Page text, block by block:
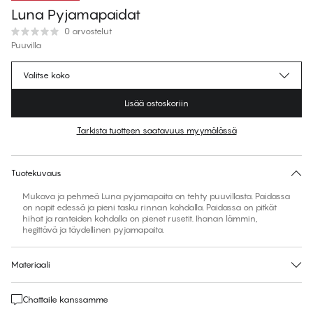
Luna Pyjamapaidat
0 arvostelut
Puuvilla
€53.75Normaalihinta
Ei ehdotettua kokoa tähän tuotteeseen
Valitse koko
Lisää ostoskoriin
Tarkista tuotteen saatavuus myymälässä
Tuotekuvaus
Mukava ja pehmeä Luna pyjamapaita on tehty puuvillasta. Paidassa
on napit edessä ja pieni tasku rinnan kohdalla. Paidassa on pitkät
hihat ja ranteiden kohdalla on pienet rusetit. Ihanan lämmin,
hegittävä ja täydellinen pyjamapaita.
Materiaali
Chattaile kanssamme